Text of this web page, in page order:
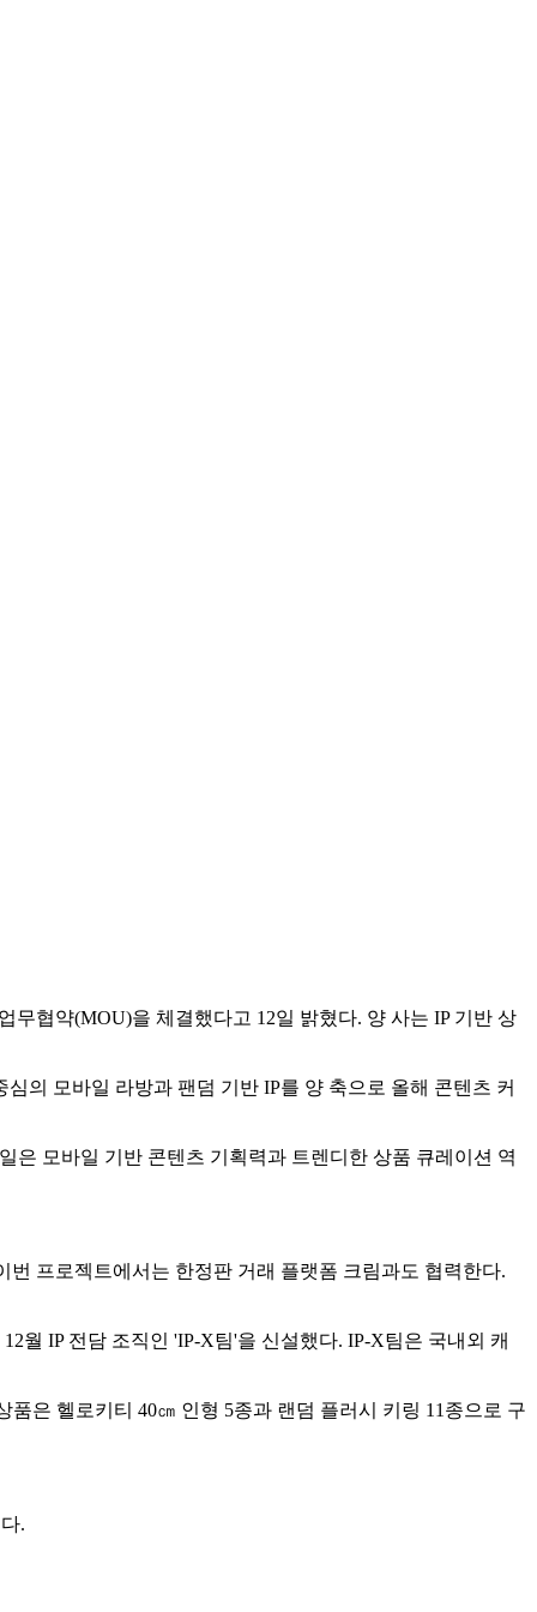
무협약(MOU)을 체결했다고 12일 밝혔다. 양 사는 IP 기반 상
의 모바일 라방과 팬덤 기반 IP를 양 축으로 올해 콘텐츠 커
은 모바일 기반 콘텐츠 기획력과 트렌디한 상품 큐레이션 역
프로젝트에서는 한정판 거래 플랫폼 크림과도 협력한다.
월 IP 전담 조직인 'IP-X팀'을 신설했다. IP-X팀은 국내외 캐
은 헬로키티 40㎝ 인형 5종과 랜덤 플러시 키링 11종으로 구
.